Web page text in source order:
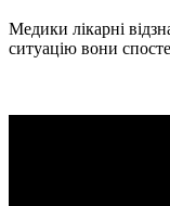
Медики лікарні
ситуацію вони